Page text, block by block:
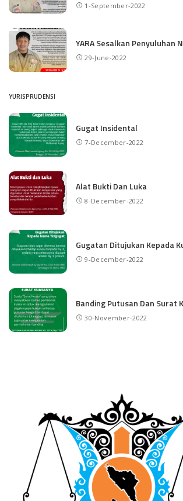
1-September-2022
YARA Sesalkan Penyuluhan
29-June-2022
YURISPRUDENSI
Gugat Insidental
7-December-2022
Alat Bukti Dan Luka
8-December-2022
Gugatan Ditujukan Kepada
9-December-2022
Banding Putusan Dan Surat
30-November-2022